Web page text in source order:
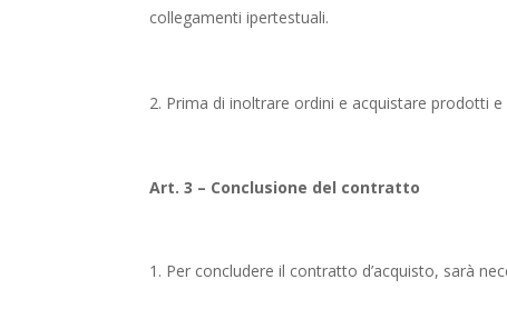
collegamenti ipertestuali.
Prima di inoltrare ordini e acquistare prodotti
Art. 3 – Conclusione del contratto
Per concludere il contratto d’acquisto, sarà